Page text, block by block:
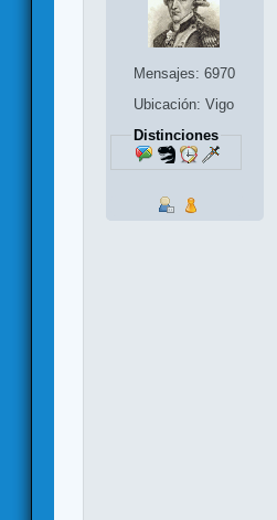
Mensajes: 6970
Ubicación: Vigo
Distinciones